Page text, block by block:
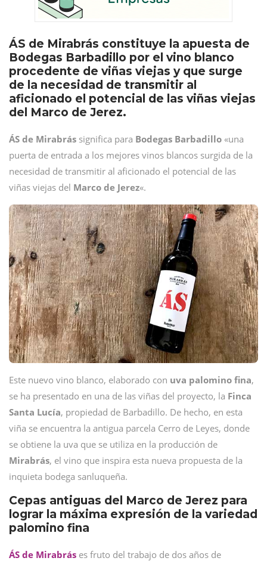
ÁS de Mirabrás constituye la apuesta de
Bodegas Barbadillo por el vino blanco
procedente de viñas viejas y que surge
de la necesidad de transmitir al
aficionado el potencial de las viñas viejas
del Marco de Jerez.
ÁS de Mirabrás significa para Bodegas Barbadillo «una
puerta de entrada a los mejores vinos blancos surgida de la
necesidad de transmitir al aficionado el potencial de las
viñas viejas del Marco de Jerez«.
Este nuevo vino blanco, elaborado con uva palomino fina,
se ha presentado en una de las viñas del proyecto, la Finca
Santa Lucía, propiedad de Barbadillo. De hecho, en esta
viña se encuentra la antigua parcela Cerro de Leyes, donde
se obtiene la uva que se utiliza en la producción de
Mirabrás, el vino que inspira esta nueva propuesta de la
inquieta bodega sanluqueña.
Cepas antiguas del Marco de Jerez para
lograr la máxima expresión de la variedad
palomino fina
ÁS de Mirabrás es fruto del trabajo de dos años de